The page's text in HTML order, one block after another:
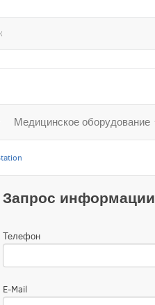
Медицинское оборудование
Запрос информации
Телефон
E-Mail